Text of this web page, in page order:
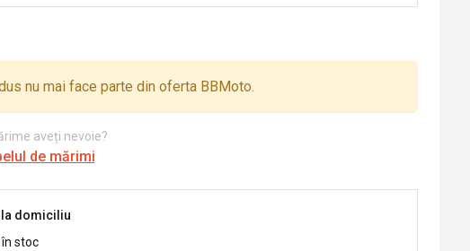
nu mai face parte din oferta BBMoto.
aveți nevoie?
de mărimi
la domiciliu
în stoc